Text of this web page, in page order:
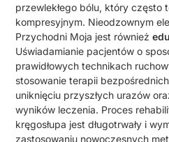
przewlekłego bólu, który często
kompresyjnym. Nieodzownym
Przychodni Moja jest również
Uświadamianie pacjentów o
prawidłowych technikach
stosowanie terapii
uniknięciu przyszłych urazów
wyników leczenia. Proces
kręgosłupa jest długotrwały i
zastosowaniu nowoczesnych